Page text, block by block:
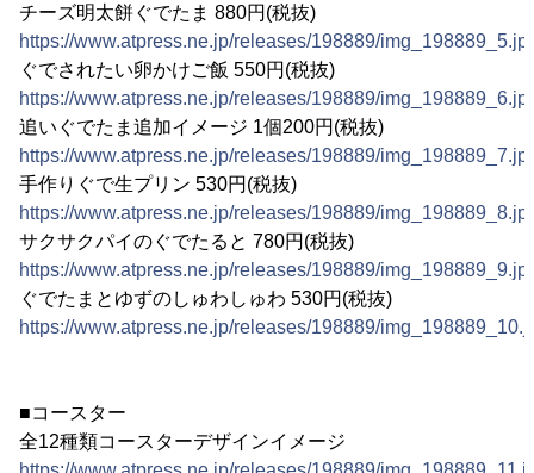
チーズ明太餅ぐでたま 880円(税抜)
https://www.atpress.ne.jp/releases/198889/
ぐでされたい卵かけご飯 550円(税抜)
https://www.atpress.ne.jp/releases/198889/
追いぐでたま追加イメージ 1個200円(税抜)
https://www.atpress.ne.jp/releases/198889/
手作りぐで生プリン 530円(税抜)
https://www.atpress.ne.jp/releases/198889/
サクサクパイのぐでたると 780円(税抜)
https://www.atpress.ne.jp/releases/198889/
ぐでたまとゆずのしゅわしゅわ 530円(税抜)
https://www.atpress.ne.jp/releases/198889/
■コースター
全12種類コースターデザインイメージ